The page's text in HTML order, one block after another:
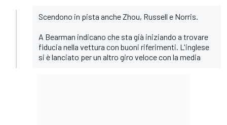
Scendono in pista anche Zhou, Russell e Norris.
A Bearman indicano che sta già iniziando a trovare
fiducia nella vettura con buoni riferimenti. L'inglese
si è lanciato per un altro giro veloce con la media